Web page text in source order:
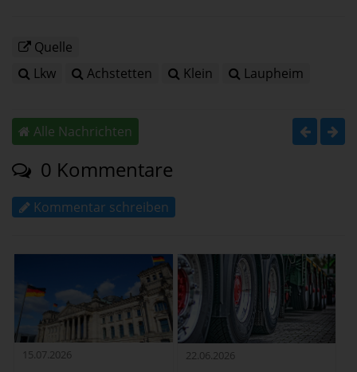
Quelle
Lkw
Achstetten Klein Laupheim
Alle Nachrichten
0 Kommentare
Kommentar schreiben
15.07.2026 22.06.2026